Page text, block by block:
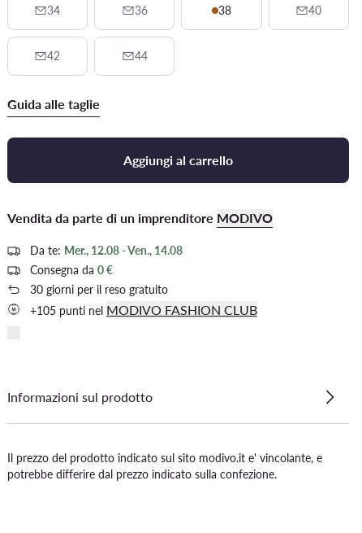
34 36 38 40
42 44
Guida alle taglie
Aggiungi al carrello
Vendita da parte di un imprenditore MODIVO
Da te: Mer., 12.08 - Ven., 14.08
Consegna da 0 €
30 giorni per il reso gratuito
+105 punti nel MODIVO FASHION CLUB
Informazioni sul prodotto
Il prezzo del prodotto indicato sul sito modivo.it e' vincolante, e
potrebbe differire dal prezzo indicato sulla confezione.